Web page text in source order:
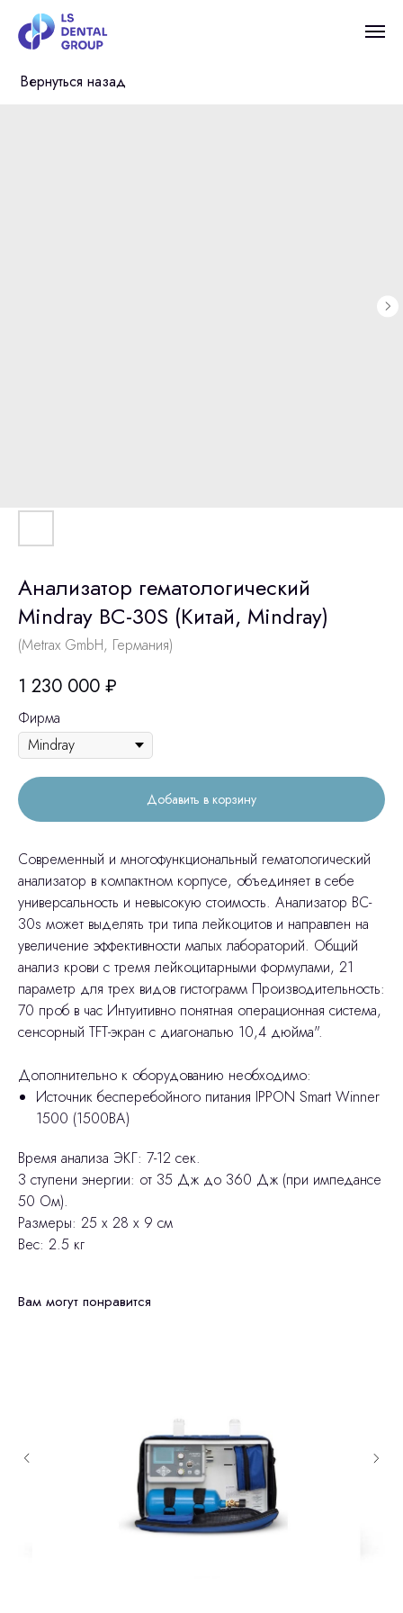
Вернуться назад
Анализатор гематологический
Mindray BC-30S (Китай, Mindray)
(Metrax GmbH, Германия)
1 230 000 ₽
Фирма
Добавить в корзину
Современный и многофункциональный гематологический
анализатор в компактном корпусе, объединяет в себе
универсальность и невысокую стоимость. Анализатор BC-
30s может выделять три типа лейкоцитов и направлен на
увеличение эффективности малых лабораторий. Общий
анализ крови с тремя лейкоцитарными формулами, 21
параметр для трех видов гистограмм Производительность:
70 проб в час Интуитивно понятная операционная система,
сенсорный TFT-экран с диагональю 10,4 дюйма".
Дополнительно к оборудованию необходимо:
Источник бесперебойного питания IPPON Smart Winner
1500 (1500ВА)
Время анализа ЭКГ: 7-12 сек.
3 ступени энергии: от 35 Дж до 360 Дж (при импедансе
50 Ом).
Размеры: 25 х 28 х 9 см
Вес: 2.5 кг
Вам могут понравится